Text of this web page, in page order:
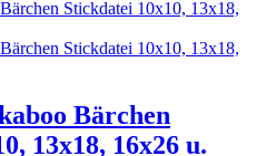
Bärchen
13x18, 16x26 u.